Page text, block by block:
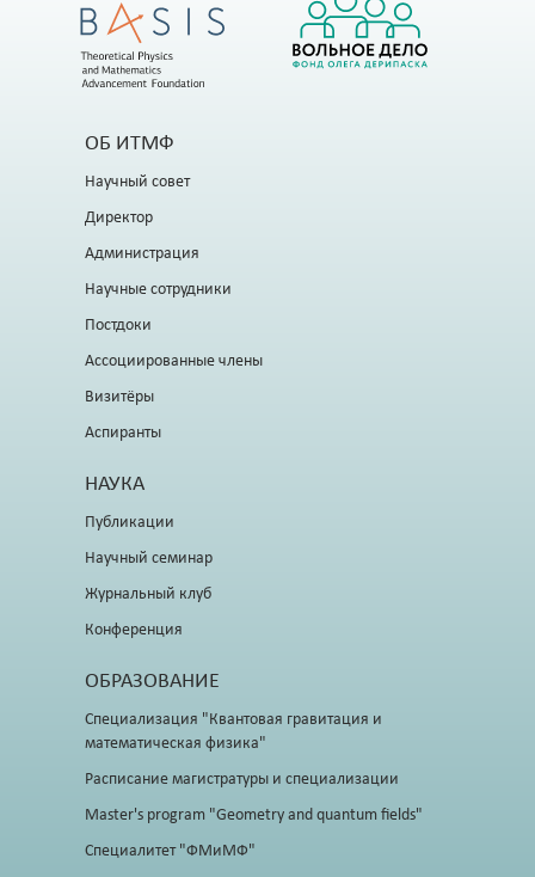
ОБ ИТМФ
Научный совет
Директор
Администрация
Научные сотрудники
Постдоки
Ассоциированные члены
Визитёры
Аспиранты
НАУКА
Публикации
Научный семинар
Журнальный клуб
Конференция
ОБРАЗОВАНИЕ
Специализация "Квантовая гравитация и
математическая физика"
Расписание магистратуры и специализации
Master's program "Geometry and quantum fields"
Специалитет "ФМиМФ"